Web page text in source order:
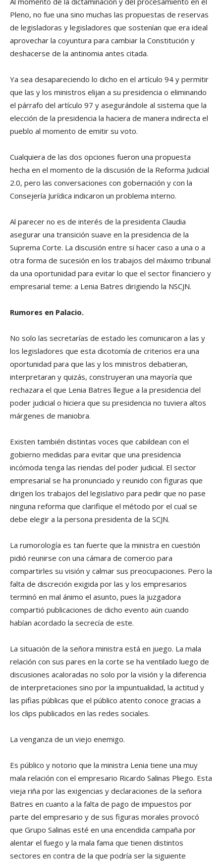
Pleno, no fue una sino muchas las propuestas de reservas
de legisladoras y legisladores que sostenían que era ideal
aprovechar la coyuntura para cambiar la Constitución y
deshacerse de la antinomia antes citada.
Ya sea desapareciendo lo dicho en el artículo 94 y permitir
que las y los ministros elijan a su presidencia o eliminando
el párrafo del artículo 97 y asegurándole al sistema que la
elección de la presidencia la haciera de manera indirecta el
pueblo al momento de emitir su voto.
Cualquiera de las dos opciones fueron una propuesta
hecha en el momento de la discusión de la Reforma Judicial
2.0, pero las conversaciones con gobernación y con la
Consejería Jurídica indicaron un problema interno.
Al parecer no es de interés de la presidenta Claudia
asegurar una transición suave en la presidencia de la
Suprema Corte. La discusión entre si hacer caso a una o a
otra forma de sucesión en los trabajos del máximo tribunal
da una oportunidad para evitar lo que el sector financiero y
empresarial teme: a Lenia Batres dirigiendo la NSCJN.
Rumores en Palacio.
No solo las secretarías de estado les comunicaron a las y
los legisladores que esta dicotomía de criterios era una
oportunidad para que las y los ministros debatieran,
interpretaran y quizás, construyeran una mayoría que
rechazara el que Lenia Batres llegue a la presidencia del
poder judicial o hiciera que su presidencia no tuviera altos
márgenes de maniobra.
Existen también distintas voces que cabildean con el
gobierno medidas para evitar que una presidencia
incómoda tenga las riendas del poder judicial. El sector
empresarial se ha pronunciado y reunido con figuras que
dirigen los trabajos del legislativo para pedir que no pase
ninguna reforma que clarifique el método por el cual se
debe elegir a la persona presidenta de la SCJN.
La rumorología es tan fuerte que la ministra en cuestión
pidió reunirse con una cámara de comercio para
compartirles su visión y calmar sus preocupaciones. Pero la
falta de discreción exigida por las y los empresarios
terminó en mal ánimo el asunto, pues la juzgadora
compartió publicaciones de dicho evento aún cuando
habían acordado la secrecía de este.
La situación de la señora ministra está en juego. La mala
relación con sus pares en la corte se ha ventilado luego de
discusiones acaloradas no solo por la visión y la diferencia
de interpretaciones sino por la impuntualidad, la actitud y
las pifias públicas que el público atento conoce gracias a
los clips publicados en las redes sociales.
La venganza de un viejo enemigo.
Es público y notorio que la ministra Lenia tiene una muy
mala relación con el empresario Ricardo Salinas Pliego. Esta
vieja riña por las exigencias y declaraciones de la señora
Batres en cuanto a la falta de pago de impuestos por
parte del empresario y de sus figuras morales provocó
que Grupo Salinas esté en una encendida campaña por
alentar el fuego y la mala fama que tienen distintos
sectores en contra de la que podría ser la siguiente